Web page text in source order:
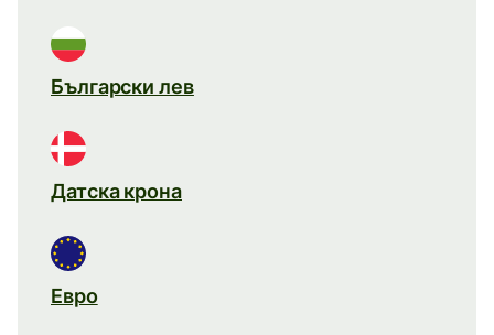
Български лев
Датска крона
Евро